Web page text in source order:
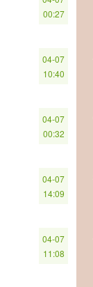
00:27
04-07
10:40
04-07
00:32
04-07
14:09
04-07
11:08